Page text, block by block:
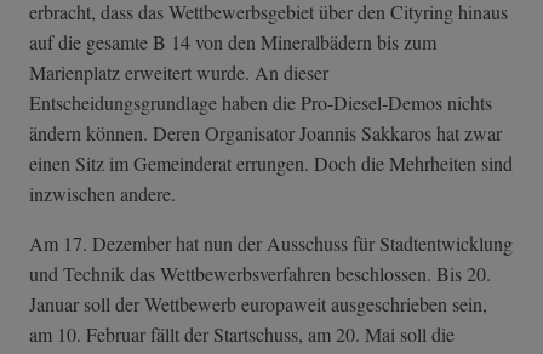
erbracht, dass das Wettbewerbsgebiet über den Cityring hinaus
auf die gesamte B 14 von den Mineralbädern bis zum
Marienplatz erweitert wurde. An dieser
Entscheidungsgrundlage haben die Pro-Diesel-Demos nichts
ändern können. Deren Organisator Joannis Sakkaros hat zwar
einen Sitz im Gemeinderat errungen. Doch die Mehrheiten sind
inzwischen andere.
Am 17. Dezember hat nun der Ausschuss für Stadtentwicklung
und Technik das Wettbewerbsverfahren beschlossen. Bis 20.
Januar soll der Wettbewerb europaweit ausgeschrieben sein,
am 10. Februar fällt der Startschuss, am 20. Mai soll die